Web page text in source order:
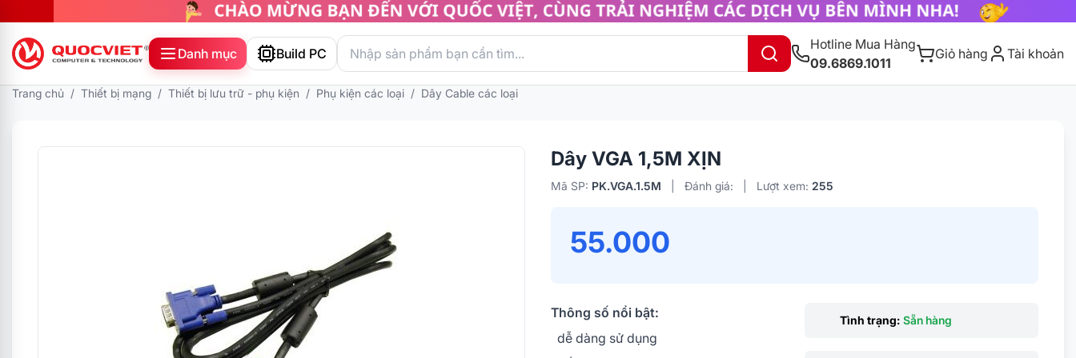
Danh mục Build PC
Hotline Mua Hàng
09.6869.1011
Giỏ hàng Tài khoản
Trang chủ / Thiết bị mạng / Thiết bị lưu trữ - phụ kiện / Phụ kiện các loại / Dây Cable các loại
Dây VGA 1,5M XỊN
Mã SP: PK.VGA.1.5M Đánh giá: Lượt xem: 255
55.000
Thông số nổi bật:
dễ dàng sử dụng
Tình trạng: Sẵn hàng